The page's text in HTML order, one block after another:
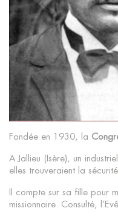
Fondée en 1930, la
A Jallieu (Isère), un
elles trouveraient la
Il compte sur sa fille pour
missionnaire. Consulté,